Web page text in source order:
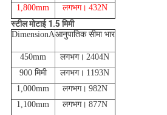
1,800mm
लगभग। 432N
स्टील मोटाई 1.5 मिमी
DimensionAआनुपातिक सीमा भार
450mm लगभग। 2404N
900 मिमी
लगभग। 1193N
1,000mm
लगभग। 982N
1,100mm
लगभग। 877N